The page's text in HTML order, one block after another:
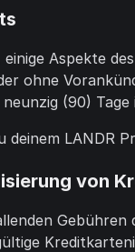
einige Aspekte
ohne
(90) Tage
LANDR
von